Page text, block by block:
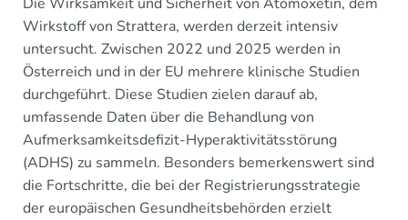
Wirkstoff von Strattera, werden derzeit intensiv
untersucht. Zwischen 2022 und 2025 werden in
Österreich und in der EU mehrere klinische Studien
durchgeführt. Diese Studien zielen darauf ab,
umfassende Daten über die Behandlung von
Aufmerksamkeitsdefizit-Hyperaktivitätsstörung
(ADHS) zu sammeln. Besonders bemerkenswert sind
die Fortschritte, die bei der Registrierungsstrategie
der europäischen Gesundheitsbehörden erzielt